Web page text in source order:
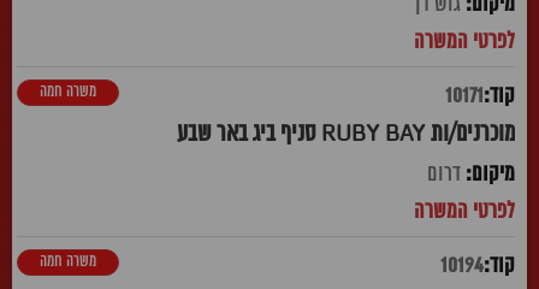
10171
מוכרנים/ות RUBY BAY סניף ביג באר שבע
משרה חמה
דרום
10194 משרה חמה